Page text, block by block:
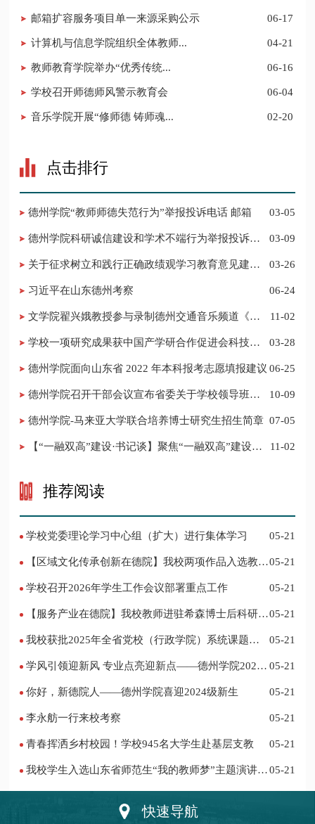
邮箱扩容服务项目单一来源采购公示 06-17
计算机与信息学院组织全体教师... 04-21
​教师教育学院举办“优秀传统... 06-16
学校召开师德师风警示教育会 06-04
​音乐学院开展“修师德 铸师魂... 02-20
点击排行
德州学院“教师师德失范行为”举报投诉电话 邮箱 03-05
德州学院科研诚信建设和学术不端行为举报投诉电
03-09
03-26
习近平在山东德州考察 06-24
​文学院翟兴娥教授参与录制德州交通音乐频道《科
11-02
学校一项研究成果获中国产学研合作促进会科技创
03-28
德州学院面向山东省 2022 年本科报考志愿填报建议 06-25
​德州学院召开干部会议宣布省委关于学校领导班子
10-09
德州学院-马来亚大学联合培养博士研究生招生简章 07-05
11-02
推荐阅读
学校党委理论学习中心组（扩大）进行集体学习 05-21
05-21
学校召开2026年学生工作会议部署重点工作 05-21
05-21
我校获批2025年全省党校（行政学院）系统课题立
05-21
学风引领迎新风 专业点亮迎新点——德州学院2024
05-21
你好，新德院人——德州学院喜迎2024级新生 05-21
李永舫一行来校考察 05-21
青春挥洒乡村校园！学校945名大学生赴基层支教 05-21
我校学生入选山东省师范生“我的教师梦”主题演讲活
05-21
快速导航